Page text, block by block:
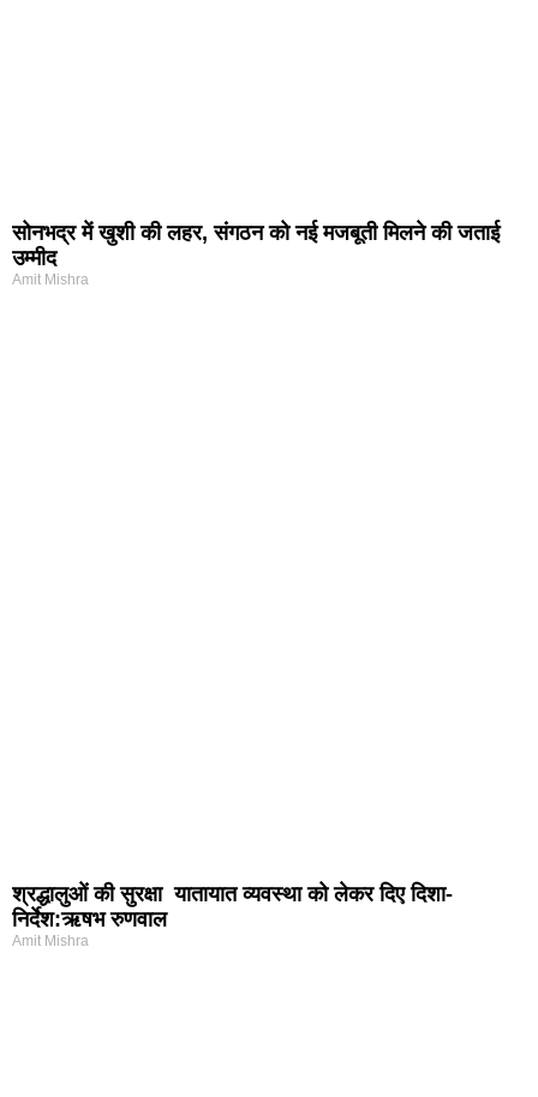
सोनभद्र में खुशी की लहर, संगठन को नई मजबूती मिलने की जताई
उम्मीद
Amit Mishra
श्रद्धालुओं की सुरक्षा यातायात व्यवस्था को लेकर दिए दिशा-
निर्देश:ऋषभ रुणवाल
Amit Mishra